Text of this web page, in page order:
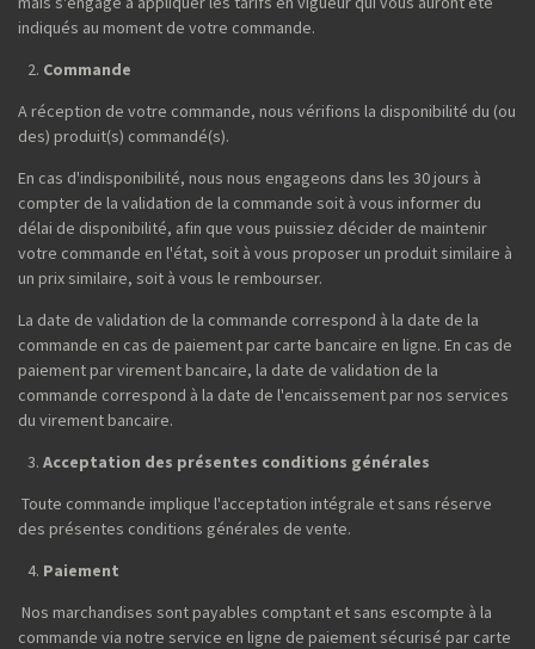
indiqués au moment de votre commande.
Commande
A réception de votre commande, nous vérifions la disponibilité du (ou
des) produit(s) commandé(s).
En cas d'indisponibilité, nous nous engageons dans les 30 jours à
compter de la validation de la commande soit à vous informer du
délai de disponibilité, afin que vous puissiez décider de maintenir
votre commande en l'état, soit à vous proposer un produit similaire à
un prix similaire, soit à vous le rembourser.
La date de validation de la commande correspond à la date de la
commande en cas de paiement par carte bancaire en ligne. En cas de
paiement par virement bancaire, la date de validation de la
commande correspond à la date de l'encaissement par nos services
du virement bancaire.
Acceptation des présentes conditions générales
Toute commande implique l'acceptation intégrale et sans réserve
des présentes conditions générales de vente.
Paiement
Nos marchandises sont payables comptant et sans escompte à la
commande via notre service en ligne de paiement sécurisé par carte